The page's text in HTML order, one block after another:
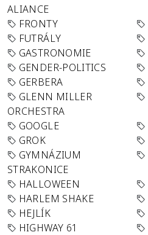
ALIANCE
FRONTY
FUTRÁLY
GASTRONOMIE
GENDER-POLITICS
GERBERA
GLENN MILLER
ORCHESTRA
GOOGLE
GROK
GYMNÁZIUM
STRAKONICE
HALLOWEEN
HARLEM SHAKE
HEJLÍK
HIGHWAY 61